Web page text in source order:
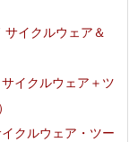
イクルウェア＆
イクルウェア＋ツ
クルウェア・ツー